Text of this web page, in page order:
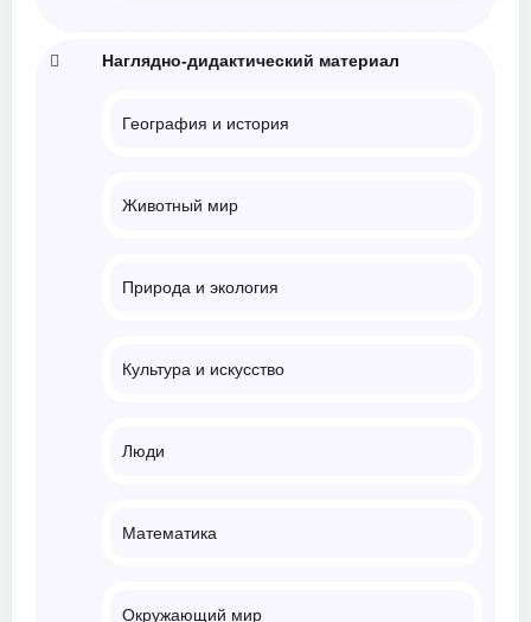
Наглядно-дидактический материал
География и история
Животный мир
Природа и экология
Культура и искусство
Люди
Математика
Окружающий мир